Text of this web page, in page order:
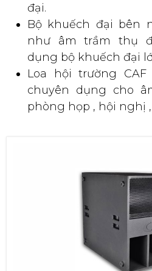
đại.
Bộ khuếch đại bên
như âm trầm thụ
dụng bộ khuếch đại
Loa hội trường CAF
chuyên dụng cho
phòng họp , hội nghị ,